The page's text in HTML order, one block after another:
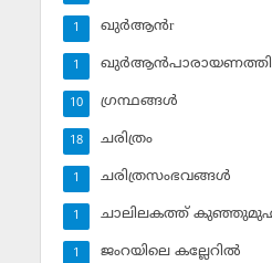
ഖുര്‍ആന്‍r
1
1
ഗ്രന്ഥങ്ങള്‍
10
ചരിത്രം
18
ചരിത്രസംഭവങ്ങള്‍
1
ചാലിലകത്ത്
1
ജംറയിലെ കല്ലേറില്‍
1